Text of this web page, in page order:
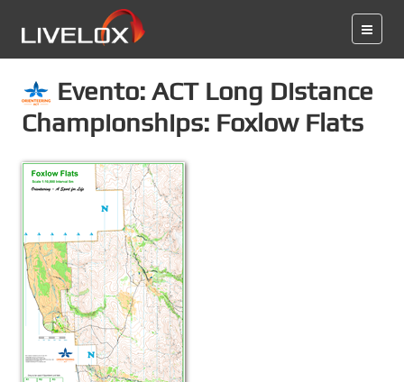
Evento: ACT Long Distance
Championships: Foxlow Flats